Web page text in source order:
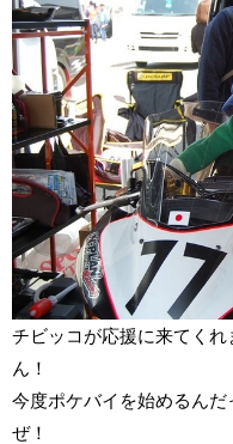
チビッコが応援に来てくれ
ん！
今度ポケバイを始めるん
ぜ！